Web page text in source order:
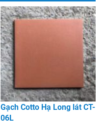
Gạch Cotto Hạ Long lát CT-
06L